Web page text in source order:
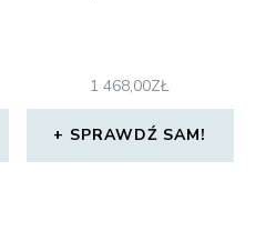
1 468,00ZŁ
SPRAWDŹ SAM!